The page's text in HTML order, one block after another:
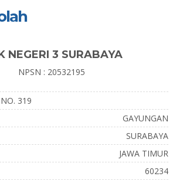
NEGERI 3 SURABAYA
NPSN : 20532195
319
GAYUNGAN
SURABAYA
JAWA TIMUR
60234